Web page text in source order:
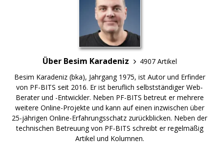
Über Besim Karadeniz
4907 Artikel
Besim Karadeniz (bka), Jahrgang 1975, ist Autor und Erfinder
von PF-BITS seit 2016. Er ist beruflich selbstständiger Web-
Berater und -Entwickler. Neben PF-BITS betreut er mehrere
weitere Online-Projekte und kann auf einen inzwischen über
25-jährigen Online-Erfahrungsschatz zurückblicken. Neben der
technischen Betreuung von PF-BITS schreibt er regelmäßig
Artikel und Kolumnen.